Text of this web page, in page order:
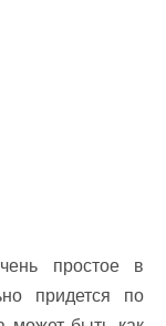
простое в
придется по